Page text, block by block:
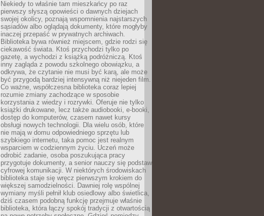
Niekiedy to właśnie tam mieszkańcy po raz
pierwszy słyszą opowieści o dawnych dziejach
swojej okolicy, poznają wspomnienia najstarszych
sąsiadów albo oglądają dokumenty, które mogłyby
inaczej przepaść w prywatnych archiwach.
Biblioteka bywa również miejscem, gdzie rodzi się
ciekawość świata. Ktoś przychodzi tylko po
gazetę, a wychodzi z książką podróżniczą. Ktoś
inny zagląda z powodu szkolnego obowiązku, a
odkrywa, że czytanie nie musi być karą, ale może
być przygodą bardziej intensywną niż niejeden film.
Co ważne, współczesna biblioteka coraz lepiej
rozumie zmiany zachodzące w sposobie
korzystania z wiedzy i rozrywki. Oferuje nie tylko
książki drukowane, lecz także audiobooki, e-booki,
dostęp do komputerów, czasem nawet kursy
obsługi nowych technologii. Dla wielu osób, które
nie mają w domu odpowiedniego sprzętu lub
szybkiego internetu, taka pomoc jest realnym
wsparciem w codziennym życiu. Uczeń może
odrobić zadanie, osoba poszukująca pracy
przygotuje dokumenty, a senior nauczy się podstaw
cyfrowej komunikacji. W niektórych środowiskach
biblioteka staje się wręcz pierwszym krokiem do
większej samodzielności. Dawniej rolę wspólnej
wymiany myśli pełnił klub osiedlowy albo świetlica,
dziś czasem podobną funkcję przejmuje właśnie
biblioteka, która łączy spokój tradycji z otwartością